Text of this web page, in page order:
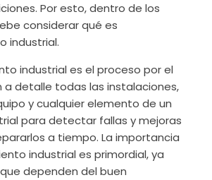
Por esto, dentro de los
considerar qué es
industrial.
industrial es el proceso por el
a detalle todas las instalaciones,
y cualquier elemento de un
para detectar fallas y mejoras
a tiempo. La importancia
industrial es primordial, ya
dependen del buen